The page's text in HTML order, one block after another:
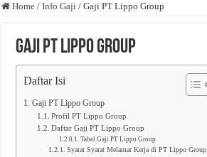
Home / Info Gaji / Gaji PT Lippo Group
Gaji PT Lippo Group
Daftar Isi
Gaji PT Lippo Group
Profil PT Lippo Group
Daftar Gaji PT Lippo Group
Tabel Gaji PT Lippo Group
Syarat Syarat Melamar Kerja di PT Lippo Group